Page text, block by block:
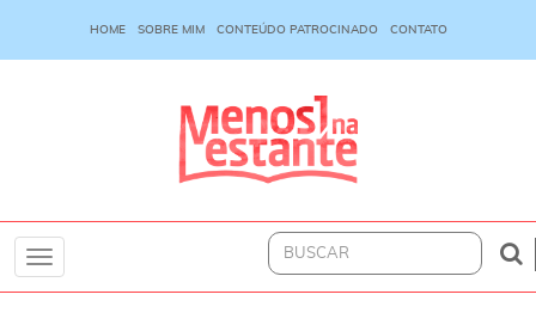
HOME SOBRE MIM CONTEÚDO PATROCINADO CONTATO
Toggle